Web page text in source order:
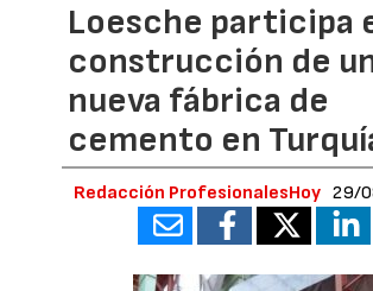
Loesche participa
construcción de
nueva fábrica de
cemento en
Redacción ProfesionalesHoy 29/